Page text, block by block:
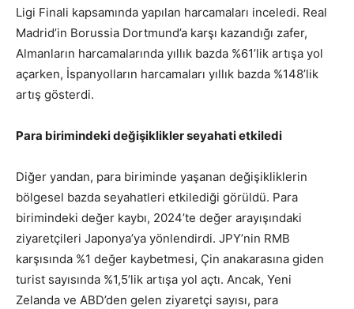
Ligi Finali kapsamında yapılan harcamaları inceledi. Real
Madrid’in Borussia Dortmund’a karşı kazandığı zafer,
Almanların harcamalarında yıllık bazda %61’lik artışa yol
açarken, İspanyolların harcamaları yıllık bazda %148’lik
artış gösterdi.
Para birimindeki değişiklikler seyahati etkiledi
Diğer yandan, para biriminde yaşanan değişikliklerin
bölgesel bazda seyahatleri etkilediği görüldü. Para
birimindeki değer kaybı, 2024’te değer arayışındaki
ziyaretçileri Japonya’ya yönlendirdi. JPY’nin RMB
karşısında %1 değer kaybetmesi, Çin anakarasına giden
turist sayısında %1,5’lik artışa yol açtı. Ancak, Yeni
Zelanda ve ABD’den gelen ziyaretçi sayısı, para